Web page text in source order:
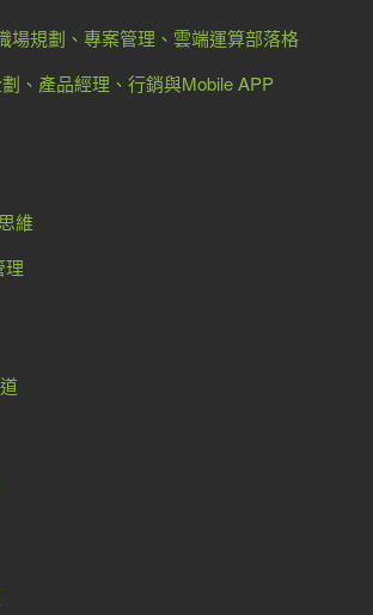
場規劃、專案管理、雲端運算部落格
、產品經理、行銷與Mobile APP
維
理